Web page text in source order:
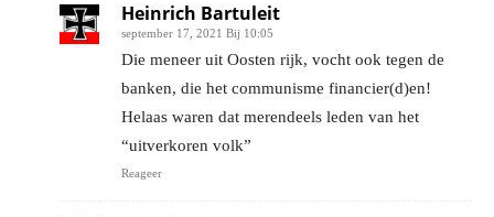
Heinrich Bartuleit
september 17, 2021 Bij 10:05
Die meneer uit Oosten rijk, vocht ook tegen de
banken, die het communisme financier(d)en!
Helaas waren dat merendeels leden van het
“uitverkoren volk”
Reageer